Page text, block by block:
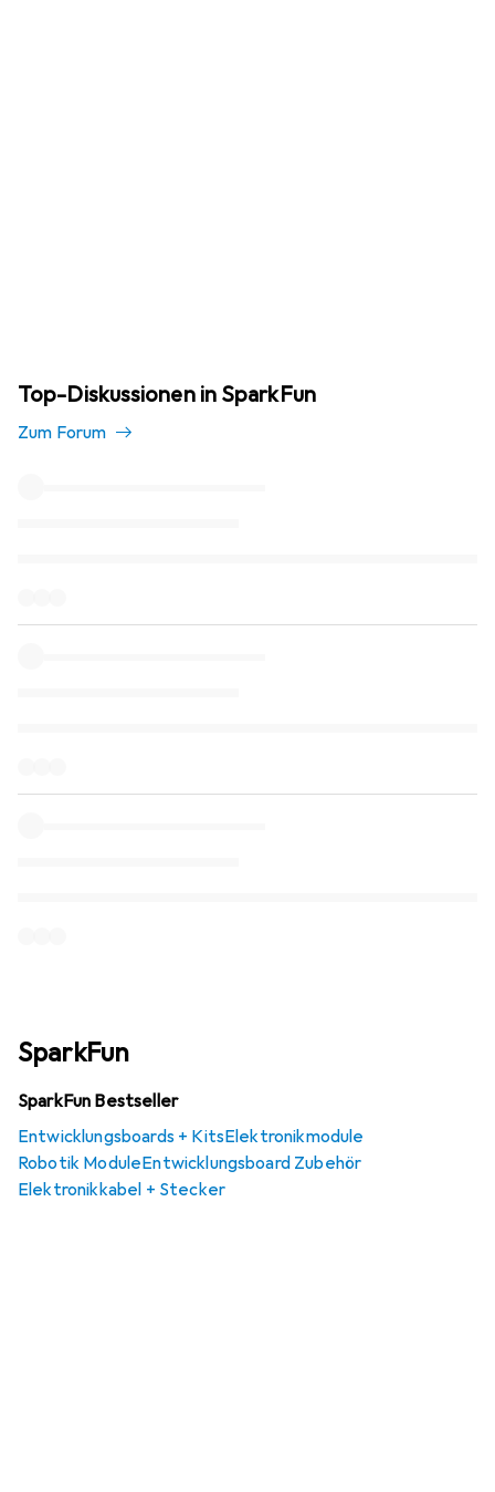
Top-Diskussionen in SparkFun
Zum Forum
SparkFun
SparkFun Bestseller
Entwicklungsboards + KitsElektronikmodule
Robotik ModuleEntwicklungsboard Zubehör
Elektronikkabel + Stecker